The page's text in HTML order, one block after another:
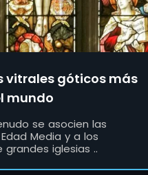
vitrales góticos más
mundo
se asocien las
Media y a los
iglesias ..